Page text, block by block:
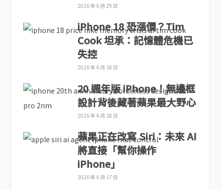
2026 年 6 月 29 日
iPhone 18 恐漲價？Tim
Cook 坦承：記憶體危機已
失控
2026 年 6 月 18 日
20 週年版 iPhone！無邊框
設計背後藏著蘋果最大野心
2026 年 6 月 18 日
蘋果正在改寫 Siri：未來 AI
將直接「幫你操作
iPhone」
2026 年 6 月 17 日